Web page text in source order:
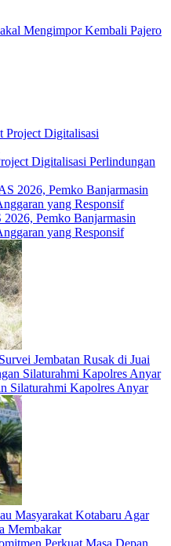
Mengimpor Kembali Pajero
Digitalisasi Perlindungan
Pemko Banjarmasin
yang Responsif
Jembatan Rusak di Juai
Silaturahmi Kapolres Anyar
Masyarakat Kotabaru Agar
Membakar